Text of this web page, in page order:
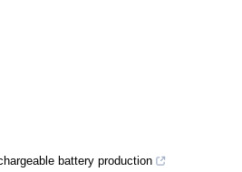
battery production